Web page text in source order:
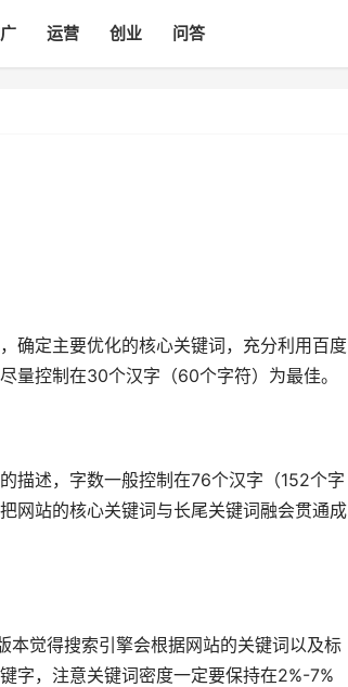
运营 创业 问答
确定主要优化的核心关键词，充分利用百度
量控制在30个汉字（60个字符）为最佳。
描述，字数一般控制在76个汉字（152个字
网站的核心关键词与长尾关键词融会贯通成
觉得搜索引擎会根据网站的关键词以及标
字，注意关键词密度一定要保持在2%-7%